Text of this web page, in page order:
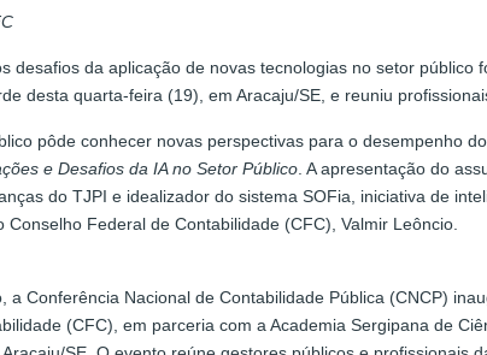
desafios da aplicação de novas tecnologias no setor
desta quarta-feira (19), em Aracaju/SE, e reuniu
pôde conhecer novas perspectivas para o desempenho
e Desafios da IA no Setor Público. A apresentação do
do TJPI e idealizador do sistema SOFia, iniciativa de
Conselho Federal de Contabilidade (CFC), Valmir Leôncio.
a Conferência Nacional de Contabilidade Pública (CNCP)
(CFC), em parceria com a Academia Sergipana de